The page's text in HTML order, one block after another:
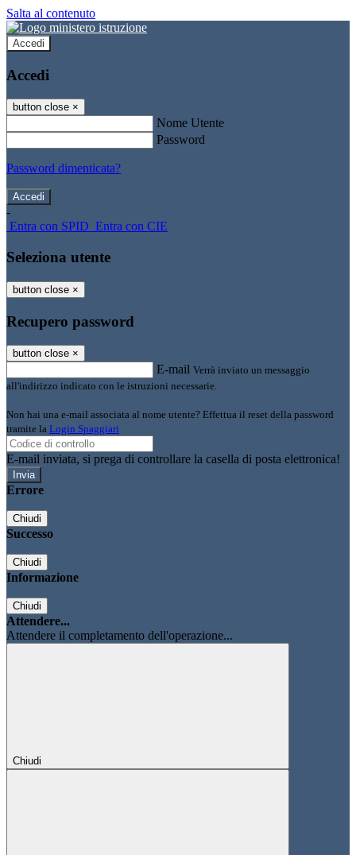
Salta al contenuto
Accedi
Accedi
button close ×
Nome Utente
Password
Password dimenticata?
-
Entra con SPID Entra con CIE
Seleziona utente
button close ×
Recupero password
button close ×
E-mail Verrà inviato un messaggio
all'indirizzo indicato con le istruzioni necessarie.
Non hai una e-mail associata al nome utente? Effettua il reset della password
tramite la Login Spaggiari
E-mail inviata, si prega di controllare la casella di posta elettronica!
Errore
Chiudi
Successo
Chiudi
Informazione
Chiudi
Attendere...
Attendere il completamento dell'operazione...
Chiudi